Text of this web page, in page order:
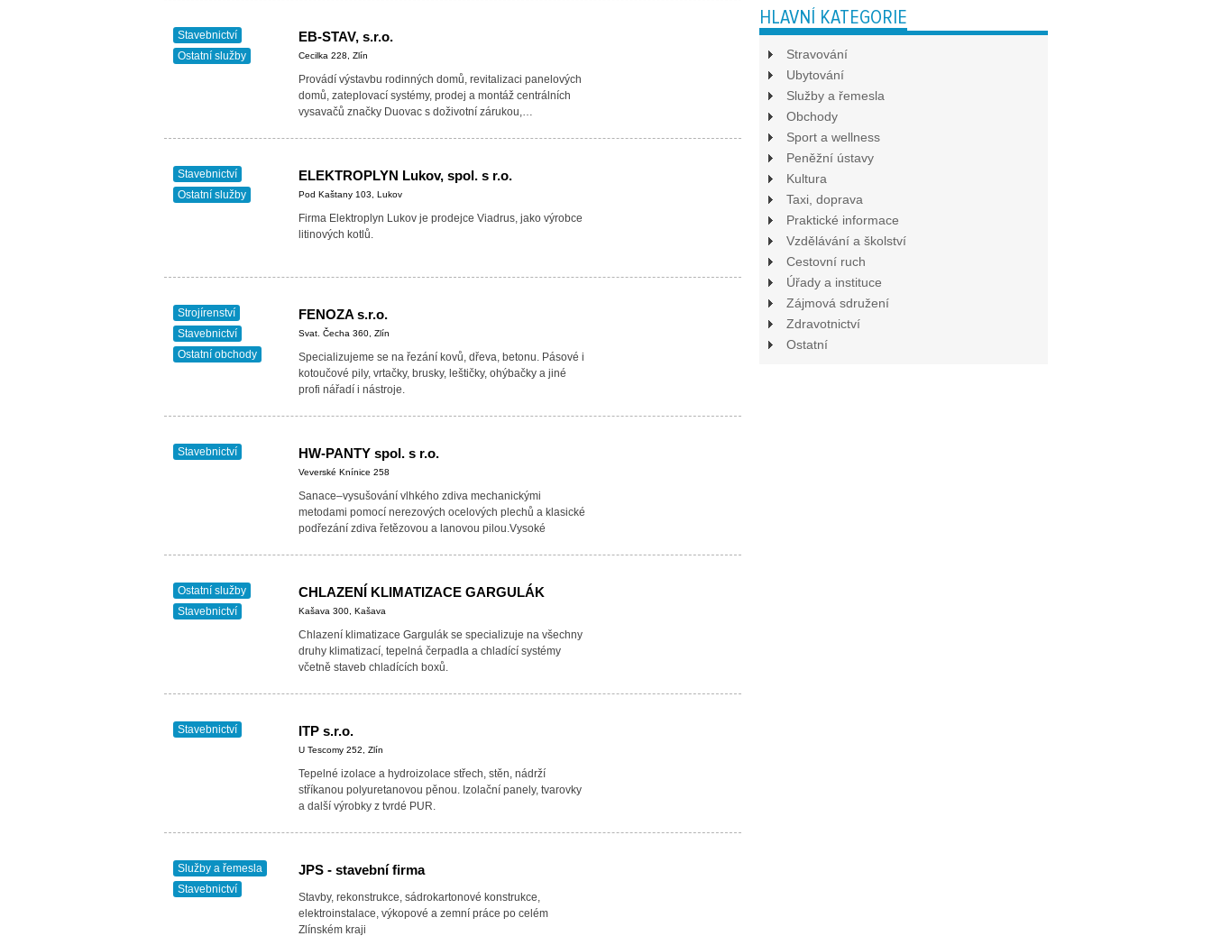
Stavebnictví
Ostatní služby
EB-STAV, s.r.o.
Cecilka 228, Zlín
Provádí výstavbu rodinných domů, revitalizaci panelových
domů, zateplovací systémy, prodej a montáž centrálních
vysavačů značky Duovac s doživotní zárukou,…
Stavebnictví
Ostatní služby
ELEKTROPLYN Lukov, spol. s r.o.
Pod Kaštany 103, Lukov
Firma Elektroplyn Lukov je prodejce Viadrus, jako výrobce
litinových kotlů.
Strojírenství
Stavebnictví
Ostatní obchody
FENOZA s.r.o.
Svat. Čecha 360, Zlín
Specializujeme se na řezání kovů, dřeva, betonu. Pásové i
kotoučové pily, vrtačky, brusky, leštičky, ohýbačky a jiné
profi nářadí i nástroje.
Stavebnictví HW-PANTY spol. s r.o.
Veverské Knínice 258
Sanace–vysušování vlhkého zdiva mechanickými
metodami pomocí nerezových ocelových plechů a klasické
podřezání zdiva řetězovou a lanovou pilou.Vysoké
Ostatní služby
Stavebnictví
CHLAZENÍ KLIMATIZACE GARGULÁK
Kašava 300, Kašava
Chlazení klimatizace Gargulák se specializuje na všechny
druhy klimatizací, tepelná čerpadla a chladící systémy
včetně staveb chladících boxů.
Stavebnictví ITP s.r.o.
U Tescomy 252, Zlín
Tepelné izolace a hydroizolace střech, stěn, nádrží
stříkanou polyuretanovou pěnou. Izolační panely, tvarovky
a další výrobky z tvrdé PUR.
Služby a řemesla
Stavebnictví
JPS - stavební firma
Stavby, rekonstrukce, sádrokartonové konstrukce,
elektroinstalace, výkopové a zemní práce po celém
Zlínském kraji
HLAVNÍ KATEGORIE
Stravování
Ubytování
Služby a řemesla
Obchody
Sport a wellness
Peněžní ústavy
Kultura
Taxi, doprava
Praktické informace
Vzdělávání a školství
Cestovní ruch
Úřady a instituce
Zájmová sdružení
Zdravotnictví
Ostatní